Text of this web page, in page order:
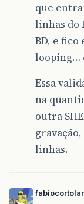
que
linhas do
BD, e
looping…
Essa
na
outra
linhas.